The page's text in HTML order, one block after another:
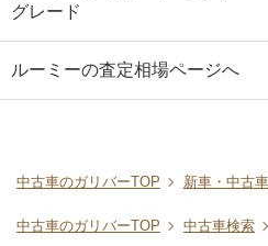
グレード
ルーミーの査定相場ページへ
中古車のガリバーTOP 新車・中古
中古車のガリバーTOP 中古車検索